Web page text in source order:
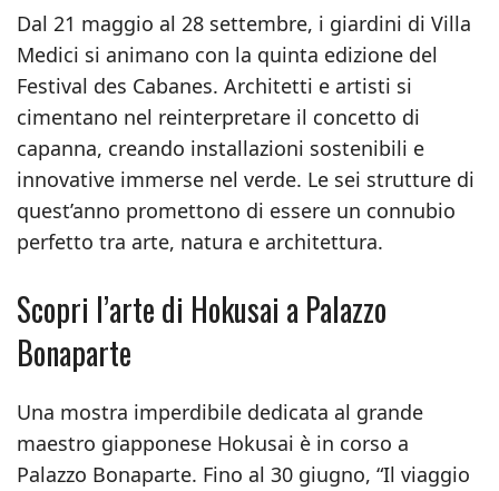
Dal 21 maggio al 28 settembre, i giardini di Villa
Medici si animano con la quinta edizione del
Festival des Cabanes. Architetti e artisti si
cimentano nel reinterpretare il concetto di
capanna, creando installazioni sostenibili e
innovative immerse nel verde. Le sei strutture di
quest’anno promettono di essere un connubio
perfetto tra arte, natura e architettura.
Scopri l’arte di Hokusai a Palazzo
Bonaparte
Una mostra imperdibile dedicata al grande
maestro giapponese Hokusai è in corso a
Palazzo Bonaparte. Fino al 30 giugno, “Il viaggio